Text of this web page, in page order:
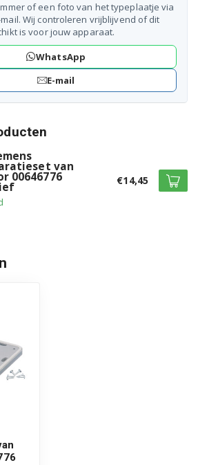
of een foto van het typeplaatje via
Wij controleren vrijblijvend of dit
is voor jouw apparaat.
WhatsApp
E-mail
van
00646776 €14,45